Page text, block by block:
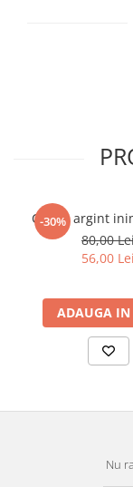
-30%
Cercei argint
80,00
56,00 Lei
ADAUGA IN
Nu